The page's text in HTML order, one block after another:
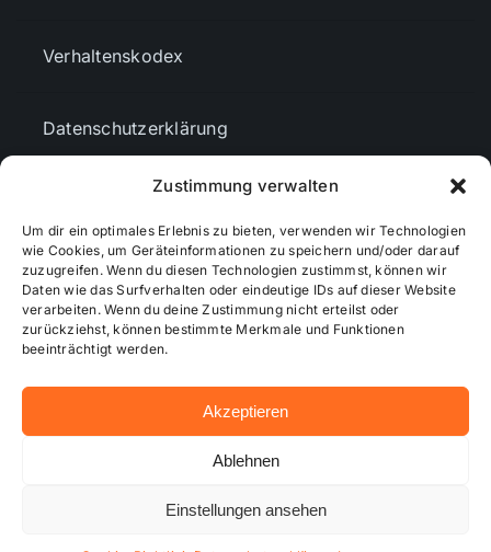
Zustimmung verwalten
Um dir ein optimales Erlebnis zu bieten, verwenden wir Technologien
wie Cookies, um Geräteinformationen zu speichern und/oder darauf
zuzugreifen. Wenn du diesen Technologien zustimmst, können wir
Daten wie das Surfverhalten oder eindeutige IDs auf dieser Website
verarbeiten. Wenn du deine Zustimmung nicht erteilst oder
zurückziehst, können bestimmte Merkmale und Funktionen
beeinträchtigt werden.
Akzeptieren
Ablehnen
Einstellungen ansehen
Verhaltenskodex
Datenschutzerklärung
Cookie-Richtlinie (EU)
Mediendaten
© 2026 - Wiesbadenaktuell ...online besser informiert!